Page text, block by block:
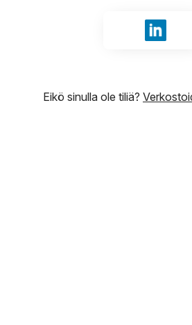
Eikö sinulla ole tiliä?